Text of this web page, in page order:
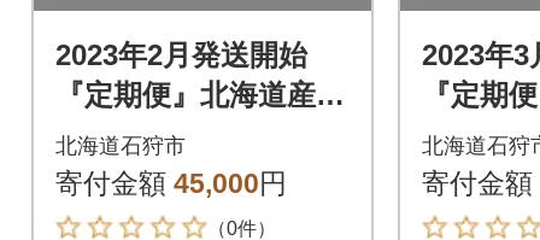
2023年2月発送開始
『定期便』北海道産と
ろけるチーズin道産牛
ハンバーグ120g×12個
全3回
北海道石狩市
寄付金額 45,000円
（0件）
2023年3
『定期
ろける
ハンバ
全3回
北海道石狩
寄付金額